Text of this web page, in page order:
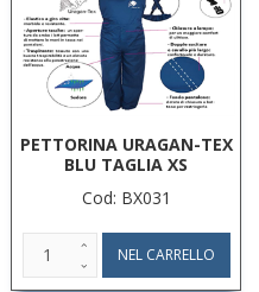
PETTORINA URAGAN-TEX
BLU TAGLIA XS
Cod: BX031